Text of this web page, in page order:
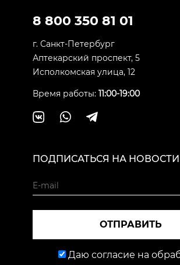
8 800 350 81 01
г. Санкт-Петербург
Аптекарский проспект, 5
Исполкомская улица, 12
Время работы: 11:00-19:00
ПОДПИСАТЬСЯ НА НОВОСТИ
ОТПРАВИТЬ
Даю согласие на